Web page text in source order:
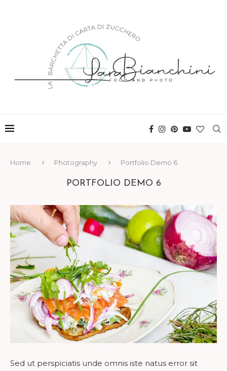
Home Photography Portfolio Demo 6
PORTFOLIO DEMO 6
Sed ut perspiciatis unde omnis iste natus error sit